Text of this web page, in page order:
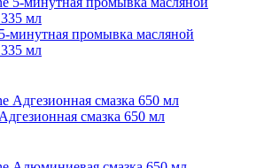
минутная промывка масляной
мл
смазка 650 мл